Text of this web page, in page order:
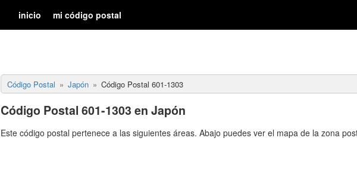
inicio mi código postal
Código Postal Japón Código Postal 601-1303
Código Postal 601-1303 en Japón
Este código postal pertenece a las siguientes áreas. Abajo puedes ver el mapa de la zona